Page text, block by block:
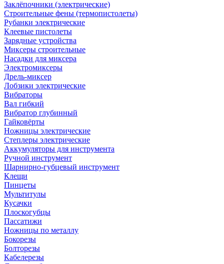
Заклёпочники (электрические)
Строительные фены (термопистолеты)
Рубанки электрические
Клеевые пистолеты
Зарядные устройства
Миксеры строительные
Насадки для миксера
Электромиксеры
Дрель-миксер
Лобзики электрические
Вибраторы
Вал гибкий
Вибратор глубинный
Гайковёрты
Ножницы электрические
Степлеры электрические
Аккумуляторы для инструмента
Ручной инструмент
Шарнирно-губцевый инструмент
Клещи
Пинцеты
Мультитулы
Кусачки
Плоскогубцы
Пассатижи
Ножницы по металлу
Бокорезы
Болторезы
Кабелерезы